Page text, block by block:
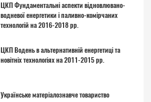
ЦКП Фундаментальні аспекти відновлювано-
водневої енергетики і паливно-комірчаних
технологій на 2016-2018 рр.
ЦКП Водень в альтернативній енергетиці та
новітніх технологіях на 2011-2015 рр.
Українське матеріалознавче товариство